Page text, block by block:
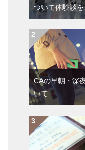
ついて体験談を
CAの早朝・深
いて